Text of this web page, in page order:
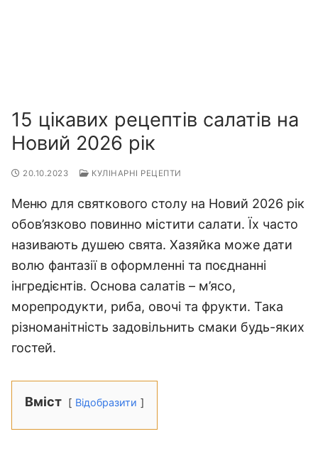
15 цікавих рецептів салатів на
Новий 2026 рік
20.10.2023 КУЛІНАРНІ РЕЦЕПТИ
Меню для святкового столу на Новий 2026 рік
обов’язково повинно містити салати. Їх часто
називають душею свята. Хазяйка може дати
волю фантазії в оформленні та поєднанні
інгредієнтів. Основа салатів – м’ясо,
морепродукти, риба, овочі та фрукти. Така
різноманітність задовільнить смаки будь-яких
гостей.
Вміст Відобразити